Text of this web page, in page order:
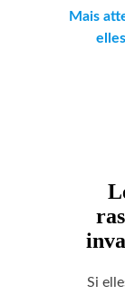
Mais
Si